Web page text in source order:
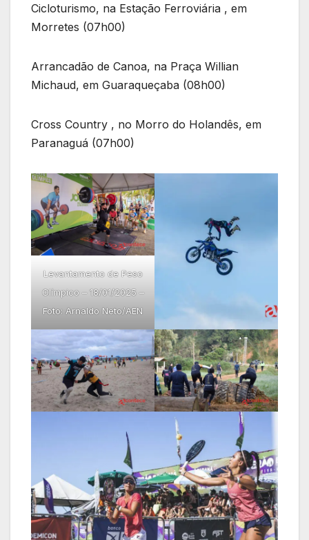
Cicloturismo, na Estação Ferroviária , em
Morretes (07h00)
Arrancadão de Canoa, na Praça Willian
Michaud, em Guaraqueçaba (08h00)
Cross Country , no Morro do Holandês, em
Paranaguá (07h00)
Levantamento de Peso
Olímpico – 18/01/2025 –
Foto: Arnaldo Neto/AEN